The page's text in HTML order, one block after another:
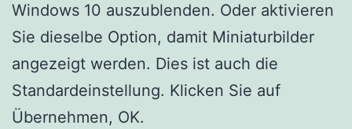
Windows 10 auszublenden. Oder aktivieren
Sie dieselbe Option, damit Miniaturbilder
angezeigt werden. Dies ist auch die
Standardeinstellung. Klicken Sie auf
Übernehmen, OK.